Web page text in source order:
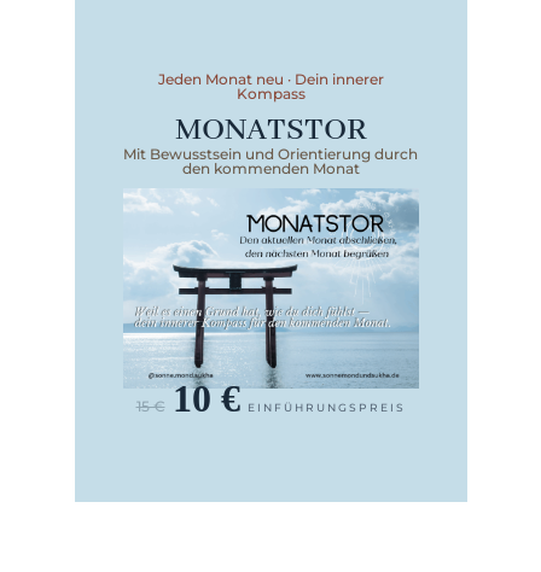
Jeden Monat neu · Dein innerer
Kompass
MONATSTOR
Mit Bewusstsein und Orientierung durch
den kommenden Monat
15 € 10 € EINFÜHRUNGSPREIS